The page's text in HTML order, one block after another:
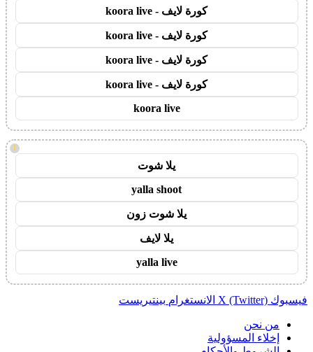
كورة لايف - koora live
كورة لايف - koora live
كورة لايف - koora live
كورة لايف - koora live
koora live
!
يلا شوت
yalla shoot
يلا شوت زون
يلا لايف
yalla live
فيسبوك X (Twitter) الانستغرام بينتيريست
من نحن
إخلاء المسؤولية